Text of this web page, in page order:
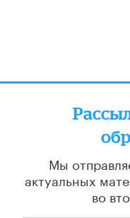
Мы
актуальных
во